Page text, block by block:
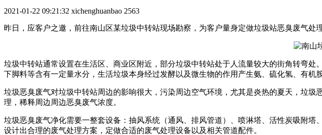
2021-01-22 09:21:32 xichenghuanbao 2563
昨日，应客户之邀，前往南山区某垃圾中转站现场勘察，为客户量身定做垃圾站恶臭废气处
垃圾中转站通常设置在生活区、商业区附近，部分垃圾中转站处于人流量较大的街角转弯
下脚料等含有一定量水分，生活垃圾本身经过发酵以及微生物的作用产生氨、硫化氢、有机
垃圾恶臭废气对垃圾中转站周边的影响很大，污染周边空气环境，尤其是炎热的夏天，垃
理，稀释周边周边恶臭废气浓度。
垃圾恶臭废气净化需要一整套设备：抽风系统（通风、排风管道）、喷淋塔、活性炭吸附
设计出合理的废气处理方案，定做合适的废气处理设备以及相关管道配件。